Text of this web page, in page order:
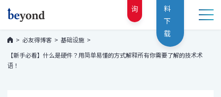
询
料
下
载
必友得博客
基础设施
【新手必看】什么是硬件？用简单易懂的方式解释所有你需要了解的技术术
语！